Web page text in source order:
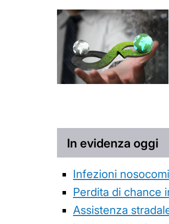
In evidenza oggi
Infezioni
Perdita di chance
Assistenza